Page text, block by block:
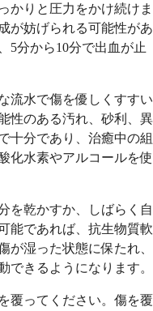
かりと圧力をかけ続けま
が妨げられる可能性があ
5分から10分で出血が止
流水で傷を優しくすすい
性のある汚れ、砂利、異
十分であり、治癒中の組
化水素やアルコールを使
を乾かすか、しばらく自
能であれば、抗生物質軟
が湿った状態に保たれ、
できるようになります。
覆ってください。傷を覆